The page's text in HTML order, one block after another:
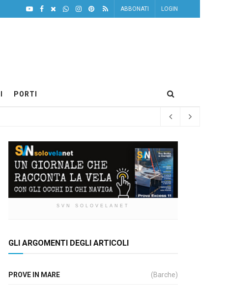
ABBONATI LOGIN
PORTI
SVN SOLOVELANET
GLI ARGOMENTI DEGLI ARTICOLI
PROVE IN MARE (Barche)